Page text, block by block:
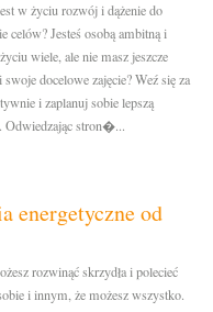
w życiu rozwój i dążenie do
celów? Jesteś osobą ambitną i
wiele, ale nie masz jeszcze
swoje docelowe zajęcie? Weź się za
i zaplanuj sobie lepszą
Odwiedzając stron�...
energetyczne od
rozwinąć skrzydła i polecieć
i innym, że możesz wszystko.